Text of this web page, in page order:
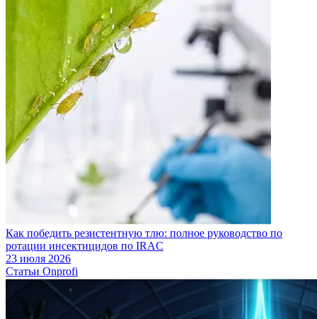
Как победить резистентную тлю: полное руководство по
ротации инсектицидов по IRAC
23 июля 2026
Статьи Onprofi